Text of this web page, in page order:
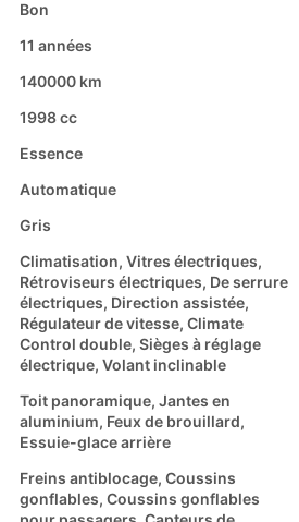
Bon
11 années
140000 km
1998 cc
Essence
Automatique
Gris
Climatisation, Vitres électriques,
Rétroviseurs électriques, De serrure
électriques, Direction assistée,
Régulateur de vitesse, Climate
Control double, Sièges à réglage
électrique, Volant inclinable
Toit panoramique, Jantes en
aluminium, Feux de brouillard,
Essuie-glace arrière
Freins antiblocage, Coussins
gonflables, Coussins gonflables